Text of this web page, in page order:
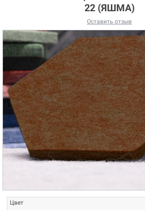
22 (ЯШМА)
Оставить отзыв
Цвет